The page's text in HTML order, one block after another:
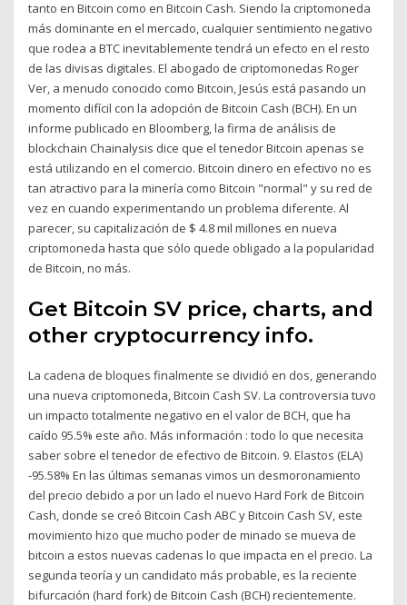
tanto en Bitcoin como en Bitcoin Cash. Siendo la criptomoneda
más dominante en el mercado, cualquier sentimiento negativo
que rodea a BTC inevitablemente tendrá un efecto en el resto
de las divisas digitales. El abogado de criptomonedas Roger
Ver, a menudo conocido como Bitcoin, Jesús está pasando un
momento difícil con la adopción de Bitcoin Cash (BCH). En un
informe publicado en Bloomberg, la firma de análisis de
blockchain Chainalysis dice que el tenedor Bitcoin apenas se
está utilizando en el comercio. Bitcoin dinero en efectivo no es
tan atractivo para la minería como Bitcoin "normal" y su red de
vez en cuando experimentando un problema diferente. Al
parecer, su capitalización de $ 4.8 mil millones en nueva
criptomoneda hasta que sólo quede obligado a la popularidad
de Bitcoin, no más.
Get Bitcoin SV price, charts, and
other cryptocurrency info.
La cadena de bloques finalmente se dividió en dos, generando
una nueva criptomoneda, Bitcoin Cash SV. La controversia tuvo
un impacto totalmente negativo en el valor de BCH, que ha
caído 95.5% este año. Más información : todo lo que necesita
saber sobre el tenedor de efectivo de Bitcoin. 9. Elastos (ELA)
-95.58% En las últimas semanas vimos un desmoronamiento
del precio debido a por un lado el nuevo Hard Fork de Bitcoin
Cash, donde se creó Bitcoin Cash ABC y Bitcoin Cash SV, este
movimiento hizo que mucho poder de minado se mueva de
bitcoin a estos nuevas cadenas lo que impacta en el precio. La
segunda teoría y un candidato más probable, es la reciente
bifurcación (hard fork) de Bitcoin Cash (BCH) recientemente.